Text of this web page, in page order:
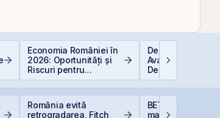
Economia României în
2026: Oportunități și
Riscuri pentru
Investitori
Depozitele
Avantaje și
Dezavantaje
România evită
retrogradarea, Fitch
BET atinge un
maxim istoric la